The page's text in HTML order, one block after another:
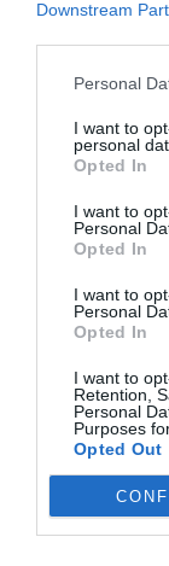
Downstream
Personal
I want to
personal
Opted In
I want to
Personal
Opted In
I want to
Personal
Opted In
I want to
Retention,
Personal
Purposes
Opted Out
abierta en el
especializados
materiales. A
propuesta